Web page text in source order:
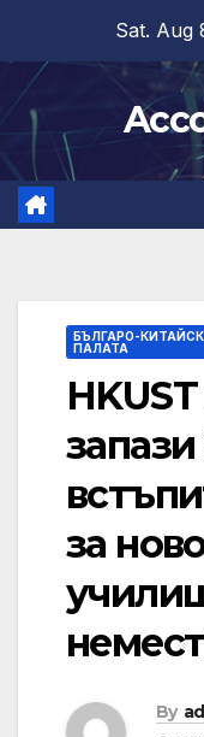
content
Sat. Aug
БЪЛГАРО-
ПАЛАТА
запази
за
By